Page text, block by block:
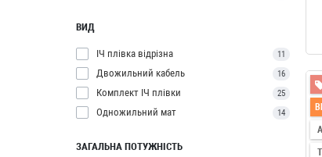
ВИД
ІЧ плівка відрізна 11
Двожильний кабель 16
Комплект ІЧ плівки 25
Одножильний мат 14
ЗАГАЛЬНА ПОТУЖНІСТЬ